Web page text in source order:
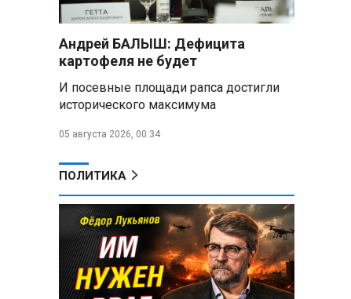
Александр Новак:
Независимые АЗС начнут
снабжать топливом через
региональных операторов
Беларусь и Россия
усиливают сотрудничество по
развития
Минобороны РФ:
Рыжевка
Строительство крупнейшего
логцентра Wildberries в
Беларуси идет с опережением
графика
Андрей БАЛЫШ: Дефицита
картофеля не будет
И посевные площади рапса достигли
исторического максимума
05 августа 2026, 00:34
ПОЛИТИКА